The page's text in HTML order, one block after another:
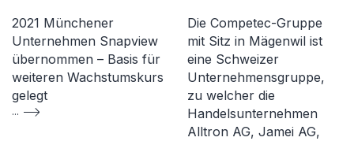
2021 Münchener
Unternehmen Snapview
übernommen – Basis für
weiteren Wachstumskurs
gelegt
...
Die Competec-Gruppe
mit Sitz in Mägenwil ist
eine Schweizer
Unternehmensgruppe,
zu welcher die
Handelsunternehmen
Alltron AG, Jamei AG,